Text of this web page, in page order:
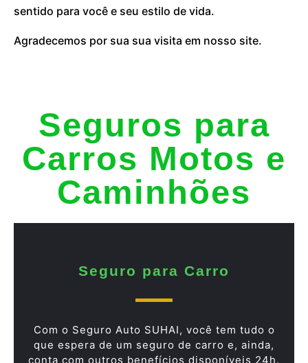
sentido para você e seu estilo de vida.
Agradecemos por sua sua visita em nosso site.
Seguros para
Carros Motos e
Caminhões
Seguro para Carro
Com o Seguro Auto SUHAI, você tem tudo o
que espera de um seguro de carro e, ainda,
conta com outros benefícios disponíveis 24h.